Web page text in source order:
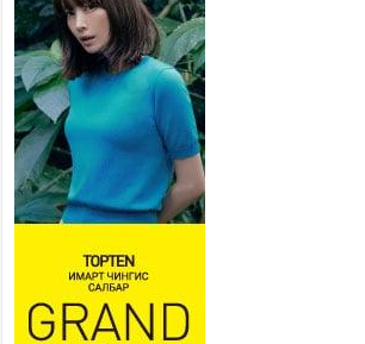
Усархаг аадар бороо орж байгаа тул аюулгүй
байдлаа хангаж, үер усны аюулаас
сэрэмжлэхийг нийслэлийн Онцгой байдлын
газраас анхааруулж байна
2026 оны 7 сар 20 / 9 цаг 09 минут
311 алба хаагч, 119 техник хэрэгсэлтэй ажиллаж
үер усны аюул, болзошгүй эрсдэлээс сэргийлж
байна
2026 оны 7 сар 20 / 9 цаг 05 минут
Аяллаа зөв төлөвлөхийг иргэдэд зөвлөж байна
2026 оны 7 сар 16 / 11 цаг 50 минут
Үер усны болзошгүй аюулаас сэргийлж,
холбогдох байгууллагууд өндөржүүлсэн бэлэн